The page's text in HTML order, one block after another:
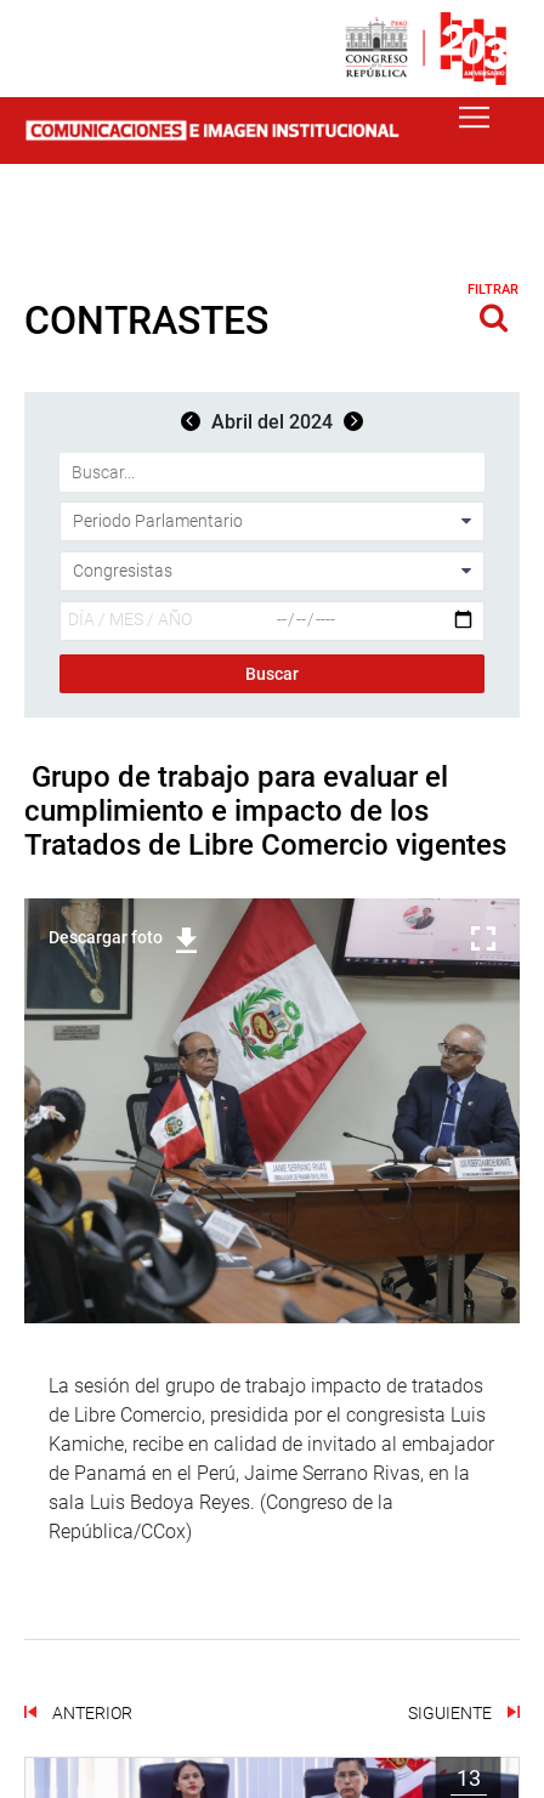
CONTRASTES
FILTRAR
Abril del 2024
Grupo de trabajo para evaluar el
cumplimiento e impacto de los
Tratados de Libre Comercio vigentes
Descargar foto
La sesión del grupo de trabajo impacto de tratados
de Libre Comercio, presidida por el congresista Luis
Kamiche, recibe en calidad de invitado al embajador
de Panamá en el Perú, Jaime Serrano Rivas, en la
sala Luis Bedoya Reyes. (Congreso de la
República/CCox)
ANTERIOR SIGUIENTE
13